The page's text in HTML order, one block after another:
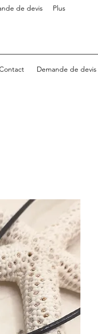
Demande de devis
de devis Plus